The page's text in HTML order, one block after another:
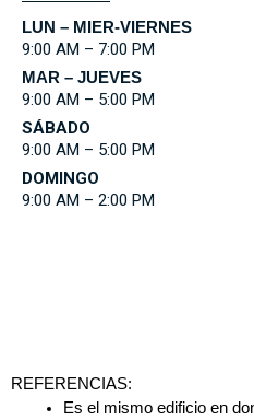
LUN – MIER-VIERNES
9:00 AM – 7:00 PM
MAR – JUEVES
9:00 AM – 5:00 PM
SÁBADO
9:00 AM – 5:00 PM
DOMINGO
9:00 AM – 2:00 PM
REFERENCIAS:
Es el mismo edificio en